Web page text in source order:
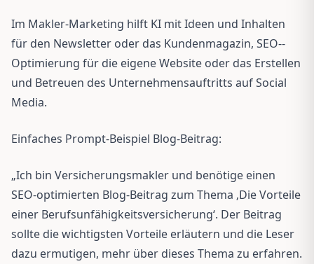
Im Makler-Marketing hilft KI mit Ideen und Inhalten
für den Newsletter oder das Kundenmagazin, SEO-­
Optimierung für die eigene Website oder das Erstellen
und Betreuen des Unternehmensauftritts auf Social
Media.
Einfaches Prompt-Beispiel Blog-Beitrag:
„Ich bin Versicherungsmakler und benötige einen
SEO-optimierten Blog-Beitrag zum Thema ‚Die Vorteile
einer Berufsunfähigkeitsversicherung‘. Der Beitrag
sollte die wichtigsten Vorteile erläutern und die Leser
dazu ermutigen, mehr über dieses Thema zu erfahren.